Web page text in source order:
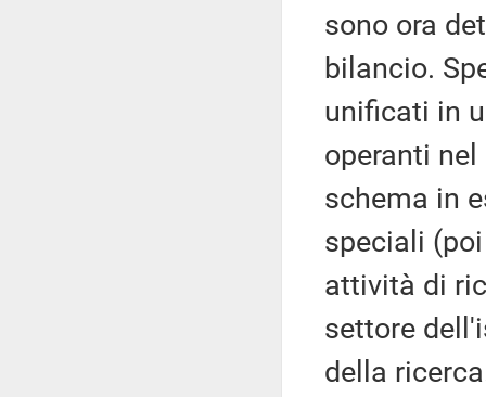
sono ora
bilancio.
unificati in
operanti
schema in
speciali
attività di
settore
della